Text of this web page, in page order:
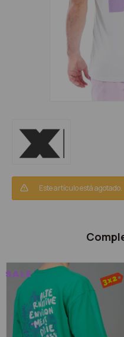
Este artículo está agotado.